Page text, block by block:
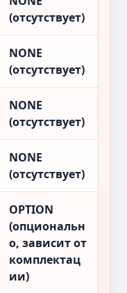
(отсутствует)
NONE
(отсутствует)
NONE
(отсутствует)
NONE
(отсутствует)
OPTION
(опциональн
о, зависит от
комплектац
ии)